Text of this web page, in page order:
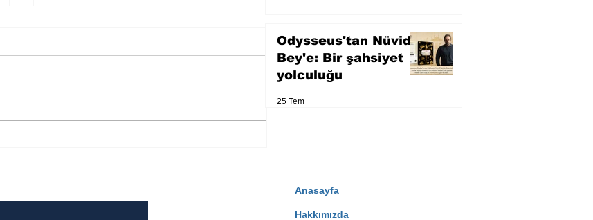
Odysseus'tan Nüvid
Bey'e: Bir şahsiyet
yolculuğu
25 Tem
Anasayfa
Hakkımızda